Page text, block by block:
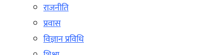
राजनीति
प्रवास
विज्ञान प्रविधि